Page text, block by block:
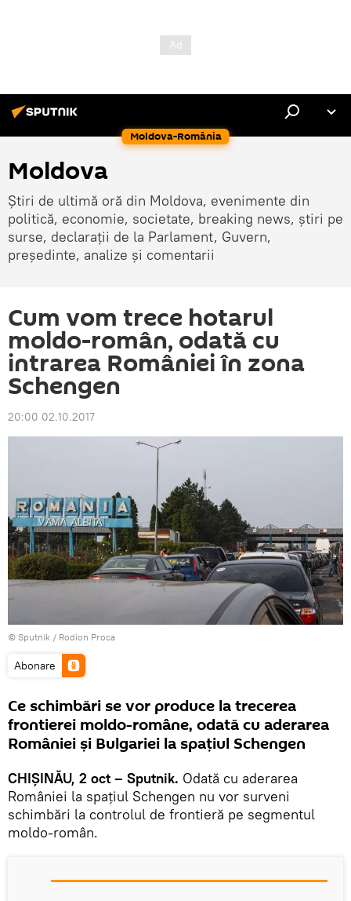
Moldova-România
Moldova
Știri de ultimă oră din Moldova, evenimente din
politică, economie, societate, breaking news, știri pe
surse, declarații de la Parlament, Guvern,
președinte, analize și comentarii
Cum vom trece hotarul
moldo-român, odată cu
intrarea României în zona
Schengen
20:00 02.10.2017
© Sputnik / Rodion Proca
Abonare
Ce schimbări se vor produce la trecerea
frontierei moldo-române, odată cu aderarea
României și Bulgariei la spațiul Schengen
CHIȘINĂU, 2 oct – Sputnik. Odată cu aderarea
României la spațiul Schengen nu vor surveni
schimbări la controlul de frontieră pe segmentul
moldo-român.